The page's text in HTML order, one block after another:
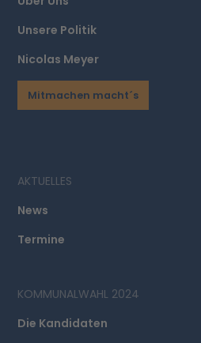
AKTUELLES
News
Termine
KOMMUNALWAHL 2024
Die Kandidaten
Unsere Politik
Nicolas Meyer
Mitmachen macht´s